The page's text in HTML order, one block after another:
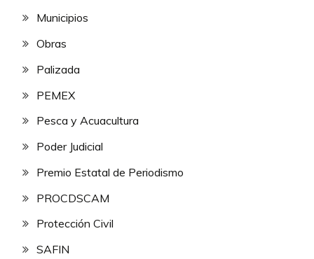
Municipios
Obras
Palizada
PEMEX
Pesca y Acuacultura
Poder Judicial
Premio Estatal de Periodismo
PROCDSCAM
Protección Civil
SAFIN